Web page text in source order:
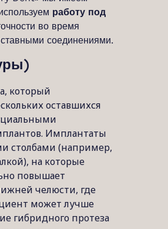
работу под
во время
соединениями.
который
оставшихся
Имплантаты
столбами (например,
на которые
повышает
челюсти, где
может лучше
гибридного протеза